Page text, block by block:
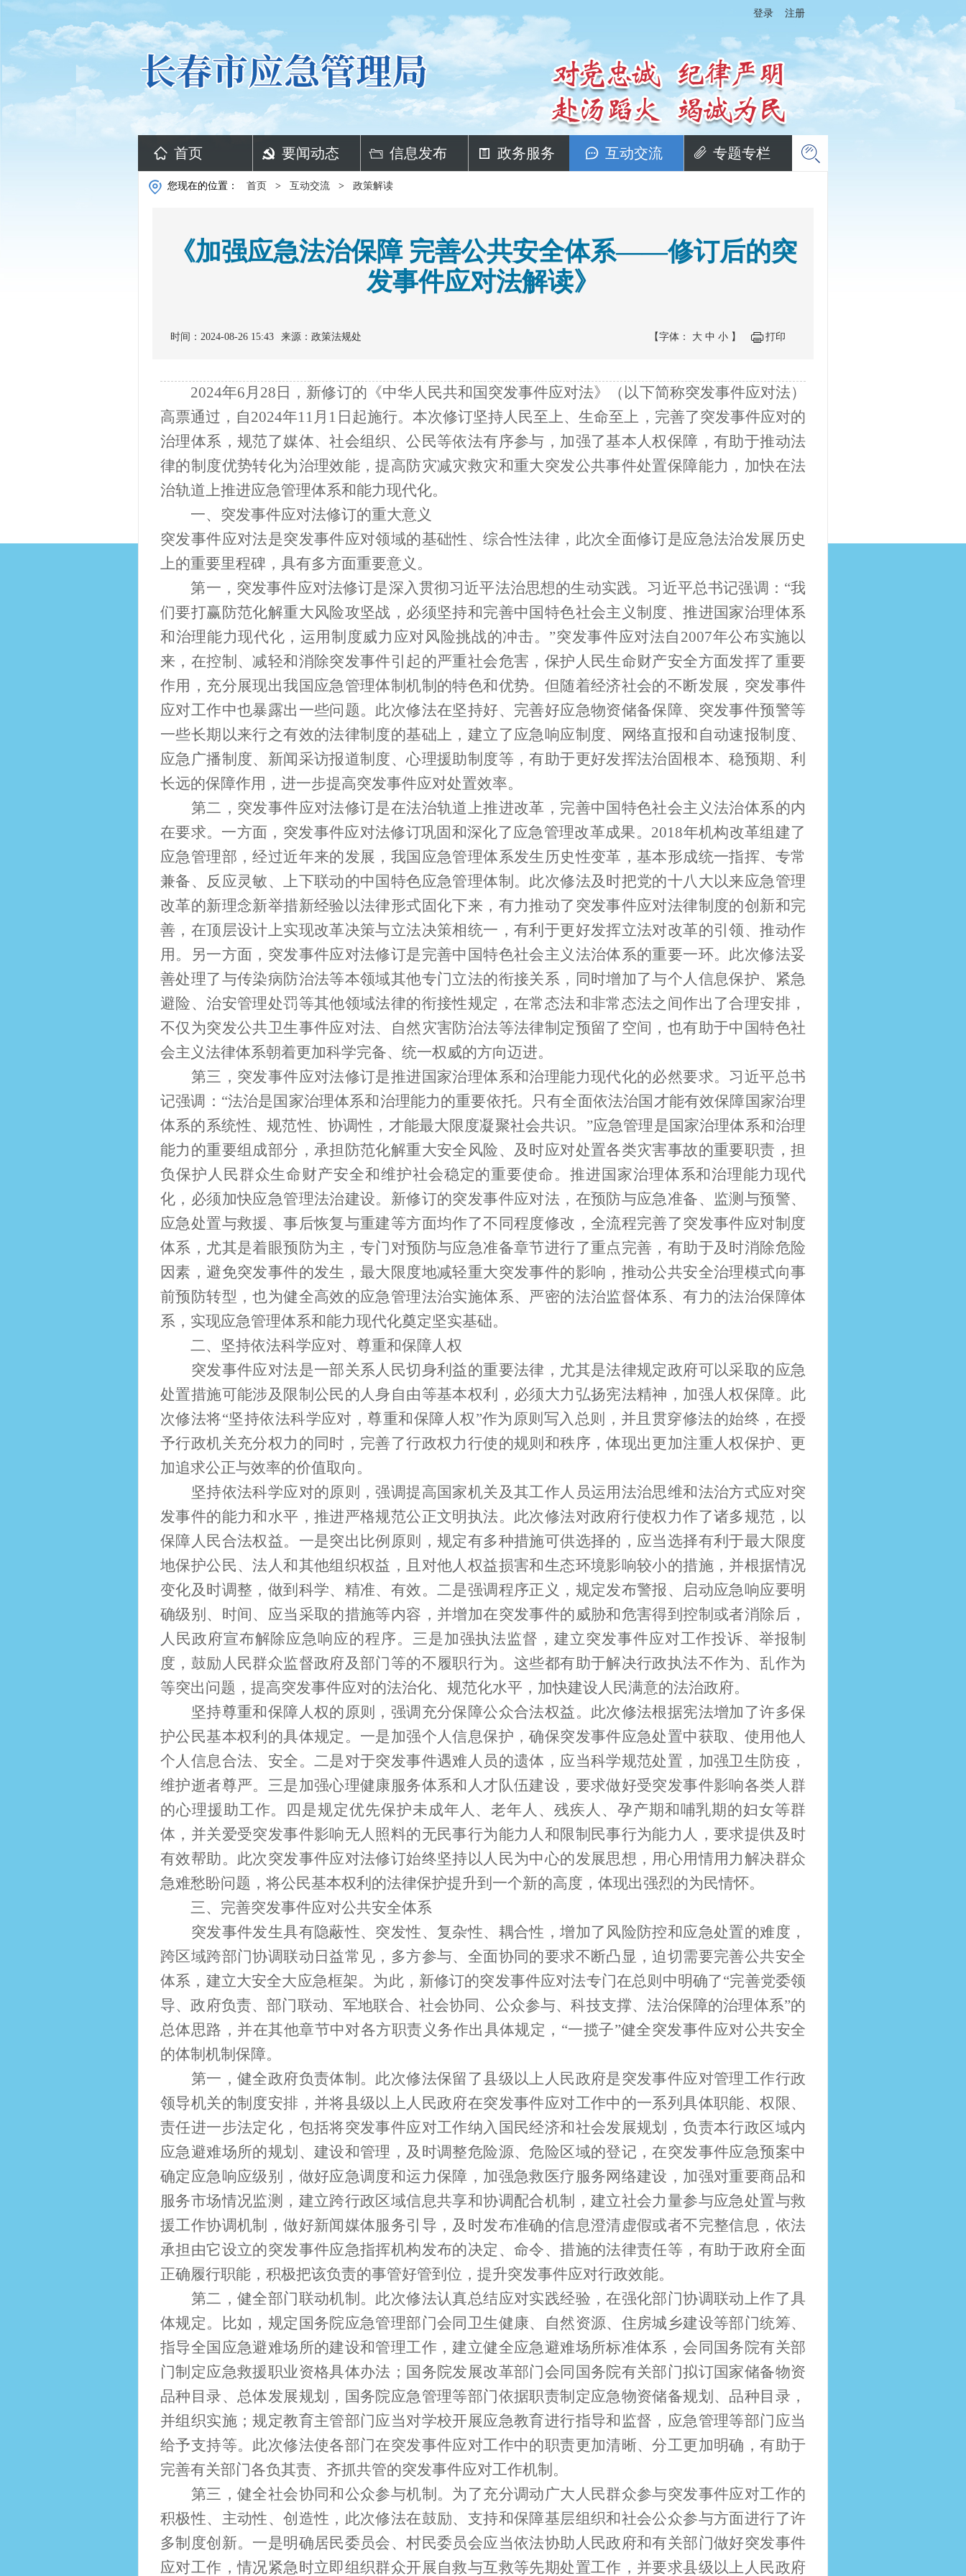
登录 注册
首页 要闻动态 信息发布 政务服务 互动交流 专题专栏
您现在的位置： 首页 > 互动交流 > 政策解读
《加强应急法治保障 完善公共安全体系——修订后的突
发事件应对法解读》
时间：2024-08-26 15:43 来源：政策法规处 【字体： 大 中 小 】 打印
2024年6月28日，新修订的《中华人民共和国突发事件应对法》（以下简称突发事件应对法）
高票通过，自2024年11月1日起施行。本次修订坚持人民至上、生命至上，完善了突发事件应对的
治理体系，规范了媒体、社会组织、公民等依法有序参与，加强了基本人权保障，有助于推动法
律的制度优势转化为治理效能，提高防灾减灾救灾和重大突发公共事件处置保障能力，加快在法
治轨道上推进应急管理体系和能力现代化。
一、突发事件应对法修订的重大意义
突发事件应对法是突发事件应对领域的基础性、综合性法律，此次全面修订是应急法治发展历史
上的重要里程碑，具有多方面重要意义。
第一，突发事件应对法修订是深入贯彻习近平法治思想的生动实践。习近平总书记强调：“我
们要打赢防范化解重大风险攻坚战，必须坚持和完善中国特色社会主义制度、推进国家治理体系
和治理能力现代化，运用制度威力应对风险挑战的冲击。”突发事件应对法自2007年公布实施以
来，在控制、减轻和消除突发事件引起的严重社会危害，保护人民生命财产安全方面发挥了重要
作用，充分展现出我国应急管理体制机制的特色和优势。但随着经济社会的不断发展，突发事件
应对工作中也暴露出一些问题。此次修法在坚持好、完善好应急物资储备保障、突发事件预警等
一些长期以来行之有效的法律制度的基础上，建立了应急响应制度、网络直报和自动速报制度、
应急广播制度、新闻采访报道制度、心理援助制度等，有助于更好发挥法治固根本、稳预期、利
长远的保障作用，进一步提高突发事件应对处置效率。
第二，突发事件应对法修订是在法治轨道上推进改革，完善中国特色社会主义法治体系的内
在要求。一方面，突发事件应对法修订巩固和深化了应急管理改革成果。2018年机构改革组建了
应急管理部，经过近年来的发展，我国应急管理体系发生历史性变革，基本形成统一指挥、专常
兼备、反应灵敏、上下联动的中国特色应急管理体制。此次修法及时把党的十八大以来应急管理
改革的新理念新举措新经验以法律形式固化下来，有力推动了突发事件应对法律制度的创新和完
善，在顶层设计上实现改革决策与立法决策相统一，有利于更好发挥立法对改革的引领、推动作
用。另一方面，突发事件应对法修订是完善中国特色社会主义法治体系的重要一环。此次修法妥
善处理了与传染病防治法等本领域其他专门立法的衔接关系，同时增加了与个人信息保护、紧急
避险、治安管理处罚等其他领域法律的衔接性规定，在常态法和非常态法之间作出了合理安排，
不仅为突发公共卫生事件应对法、自然灾害防治法等法律制定预留了空间，也有助于中国特色社
会主义法律体系朝着更加科学完备、统一权威的方向迈进。
第三，突发事件应对法修订是推进国家治理体系和治理能力现代化的必然要求。习近平总书
记强调：“法治是国家治理体系和治理能力的重要依托。只有全面依法治国才能有效保障国家治理
体系的系统性、规范性、协调性，才能最大限度凝聚社会共识。”应急管理是国家治理体系和治理
能力的重要组成部分，承担防范化解重大安全风险、及时应对处置各类灾害事故的重要职责，担
负保护人民群众生命财产安全和维护社会稳定的重要使命。推进国家治理体系和治理能力现代
化，必须加快应急管理法治建设。新修订的突发事件应对法，在预防与应急准备、监测与预警、
应急处置与救援、事后恢复与重建等方面均作了不同程度修改，全流程完善了突发事件应对制度
体系，尤其是着眼预防为主，专门对预防与应急准备章节进行了重点完善，有助于及时消除危险
因素，避免突发事件的发生，最大限度地减轻重大突发事件的影响，推动公共安全治理模式向事
前预防转型，也为健全高效的应急管理法治实施体系、严密的法治监督体系、有力的法治保障体
系，实现应急管理体系和能力现代化奠定坚实基础。
二、坚持依法科学应对、尊重和保障人权
突发事件应对法是一部关系人民切身利益的重要法律，尤其是法律规定政府可以采取的应急
处置措施可能涉及限制公民的人身自由等基本权利，必须大力弘扬宪法精神，加强人权保障。此
次修法将“坚持依法科学应对，尊重和保障人权”作为原则写入总则，并且贯穿修法的始终，在授
予行政机关充分权力的同时，完善了行政权力行使的规则和秩序，体现出更加注重人权保护、更
加追求公正与效率的价值取向。
坚持依法科学应对的原则，强调提高国家机关及其工作人员运用法治思维和法治方式应对突
发事件的能力和水平，推进严格规范公正文明执法。此次修法对政府行使权力作了诸多规范，以
保障人民合法权益。一是突出比例原则，规定有多种措施可供选择的，应当选择有利于最大限度
地保护公民、法人和其他组织权益，且对他人权益损害和生态环境影响较小的措施，并根据情况
变化及时调整，做到科学、精准、有效。二是强调程序正义，规定发布警报、启动应急响应要明
确级别、时间、应当采取的措施等内容，并增加在突发事件的威胁和危害得到控制或者消除后，
人民政府宣布解除应急响应的程序。三是加强执法监督，建立突发事件应对工作投诉、举报制
度，鼓励人民群众监督政府及部门等的不履职行为。这些都有助于解决行政执法不作为、乱作为
等突出问题，提高突发事件应对的法治化、规范化水平，加快建设人民满意的法治政府。
坚持尊重和保障人权的原则，强调充分保障公众合法权益。此次修法根据宪法增加了许多保
护公民基本权利的具体规定。一是加强个人信息保护，确保突发事件应急处置中获取、使用他人
个人信息合法、安全。二是对于突发事件遇难人员的遗体，应当科学规范处置，加强卫生防疫，
维护逝者尊严。三是加强心理健康服务体系和人才队伍建设，要求做好受突发事件影响各类人群
的心理援助工作。四是规定优先保护未成年人、老年人、残疾人、孕产期和哺乳期的妇女等群
体，并关爱受突发事件影响无人照料的无民事行为能力人和限制民事行为能力人，要求提供及时
有效帮助。此次突发事件应对法修订始终坚持以人民为中心的发展思想，用心用情用力解决群众
急难愁盼问题，将公民基本权利的法律保护提升到一个新的高度，体现出强烈的为民情怀。
三、完善突发事件应对公共安全体系
突发事件发生具有隐蔽性、突发性、复杂性、耦合性，增加了风险防控和应急处置的难度，
跨区域跨部门协调联动日益常见，多方参与、全面协同的要求不断凸显，迫切需要完善公共安全
体系，建立大安全大应急框架。为此，新修订的突发事件应对法专门在总则中明确了“完善党委领
导、政府负责、部门联动、军地联合、社会协同、公众参与、科技支撑、法治保障的治理体系”的
总体思路，并在其他章节中对各方职责义务作出具体规定，“一揽子”健全突发事件应对公共安全
的体制机制保障。
第一，健全政府负责体制。此次修法保留了县级以上人民政府是突发事件应对管理工作行政
领导机关的制度安排，并将县级以上人民政府在突发事件应对工作中的一系列具体职能、权限、
责任进一步法定化，包括将突发事件应对工作纳入国民经济和社会发展规划，负责本行政区域内
应急避难场所的规划、建设和管理，及时调整危险源、危险区域的登记，在突发事件应急预案中
确定应急响应级别，做好应急调度和运力保障，加强急救医疗服务网络建设，加强对重要商品和
服务市场情况监测，建立跨行政区域信息共享和协调配合机制，建立社会力量参与应急处置与救
援工作协调机制，做好新闻媒体服务引导，及时发布准确的信息澄清虚假或者不完整信息，依法
承担由它设立的突发事件应急指挥机构发布的决定、命令、措施的法律责任等，有助于政府全面
正确履行职能，积极把该负责的事管好管到位，提升突发事件应对行政效能。
第二，健全部门联动机制。此次修法认真总结应对实践经验，在强化部门协调联动上作了具
体规定。比如，规定国务院应急管理部门会同卫生健康、自然资源、住房城乡建设等部门统筹、
指导全国应急避难场所的建设和管理工作，建立健全应急避难场所标准体系，会同国务院有关部
门制定应急救援职业资格具体办法；国务院发展改革部门会同国务院有关部门拟订国家储备物资
品种目录、总体发展规划，国务院应急管理等部门依据职责制定应急物资储备规划、品种目录，
并组织实施；规定教育主管部门应当对学校开展应急教育进行指导和监督，应急管理等部门应当
给予支持等。此次修法使各部门在突发事件应对工作中的职责更加清晰、分工更加明确，有助于
完善有关部门各负其责、齐抓共管的突发事件应对工作机制。
第三，健全社会协同和公众参与机制。为了充分调动广大人民群众参与突发事件应对工作的
积极性、主动性、创造性，此次修法在鼓励、支持和保障基层组织和社会公众参与方面进行了许
多制度创新。一是明确居民委员会、村民委员会应当依法协助人民政府和有关部门做好突发事件
应对工作，情况紧急时立即组织群众开展自救与互救等先期处置工作，并要求县级以上人民政府